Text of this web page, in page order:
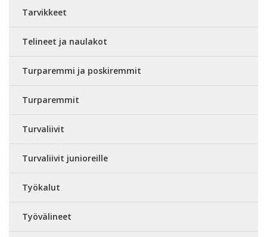
Tarvikkeet
Telineet ja naulakot
Turparemmi ja poskiremmit
Turparemmit
Turvaliivit
Turvaliivit junioreille
Työkalut
Työvälineet